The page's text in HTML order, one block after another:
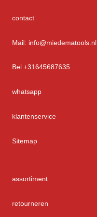
contact
Mail: info@miedematools.nl
Bel +31645687635
whatsapp
klantenservice
Sitemap
assortiment
retourneren